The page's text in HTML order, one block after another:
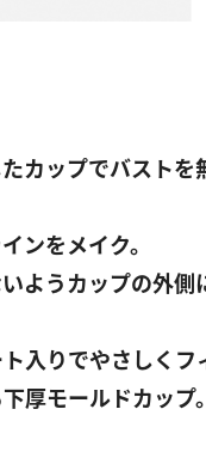
カップでバストを
ンをメイク。
ようカップの外側
入りでやさしくフ
厚モールドカップ。